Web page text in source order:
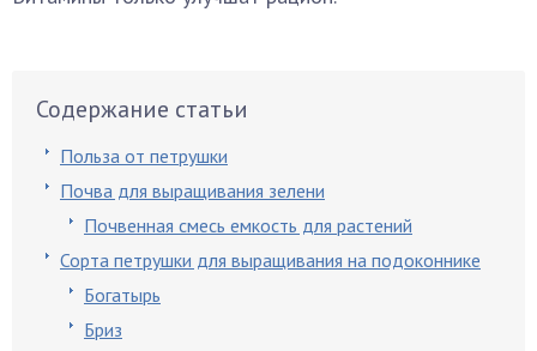
Содержание статьи
Польза от петрушки
Почва для выращивания зелени
Почвенная смесь емкость для растений
Сорта петрушки для выращивания на подоконнике
Богатырь
Бриз